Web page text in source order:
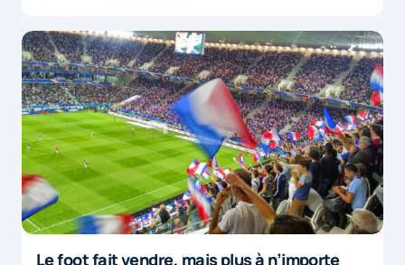
Le foot fait vendre, mais plus à n’importe